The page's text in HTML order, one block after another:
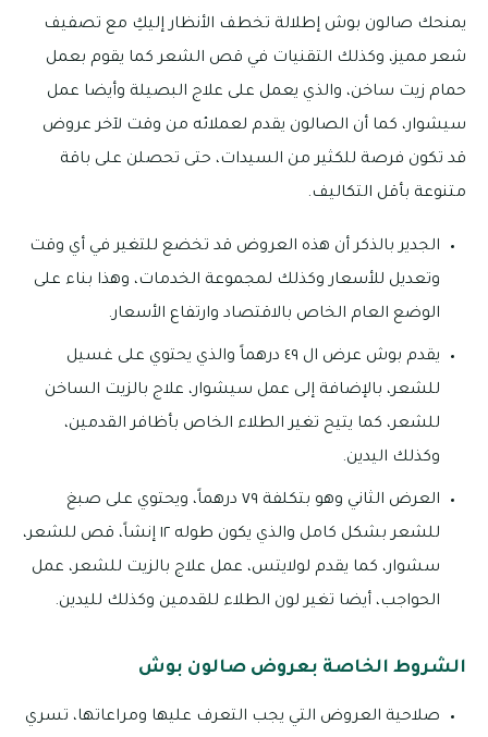
يمنحك صالون بوش إطلالة تخطف الأنظار إليكِ مع تصفيف
شعر مميز، وكذلك التقنيات في قص الشعر كما يقوم بعمل
حمام زيت ساخن، والذي يعمل على علاج البصيلة وأيضا عمل
سيشوار، كما أن الصالون يقدم لعملائه من وقت لآخر عروض
قد تكون فرصة للكثير من السيدات، حتى تحصلن على باقة
متنوعة بأقل التكاليف.
الجدير بالذكر أن هذه العروض قد تخضع للتغير في أي وقت
وتعديل للأسعار وكذلك لمجموعة الخدمات، وهذا بناء على
الوضع العام الخاص بالاقتصاد وارتفاع الأسعار.
يقدم بوش عرض ال ٤٩ درهماً والذي يحتوي على غسيل
للشعر، بالإضافة إلى عمل سيشوار، علاج بالزيت الساخن
للشعر، كما يتيح تغير الطلاء الخاص بأظافر القدمين،
وكذلك اليدين.
العرض الثاني وهو بتكلفة ٧٩ درهماً، ويحتوي على صبغ
للشعر بشكل كامل والذي يكون طوله ١٢ إنشاً، قص للشعر،
سشوار، كما يقدم لولايتس، عمل علاج بالزيت للشعر، عمل
الحواجب، أيضا تغير لون الطلاء للقدمين وكذلك لليدين.
الشروط الخاصة بعروض صالون بوش
صلاحية العروض التي يجب التعرف عليها ومراعاتها، تسري